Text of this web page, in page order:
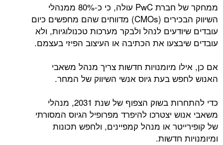
ממחקר של חברת PwC עולה, כי כ-80% ממנהלי
השיווק הבכירים (CMOs) מדווחים שהם מחפשים כיום
עובדים שיודעים לנהל ולבקר מערכות טכנולוגיות, ולא
עובדים שיבצעו את הכתיבה או העיצוב הפיזי בעצמם.
אם כן, אילו מיומנויות חדשות צריך מנהל משאבי
האנוש לחפש בעת גיוס אנשי השיווק של המחר.
כדי להתחרות בשוק הצפוף של שנת 2031, מנהלי
משאבי אנוש יצטרכו להיפרד מפרופיל הגיוס המסורתי
של קופירייטר או מנהל קמפיינים, ולחפש תכונות
ומיומנויות חדשות.